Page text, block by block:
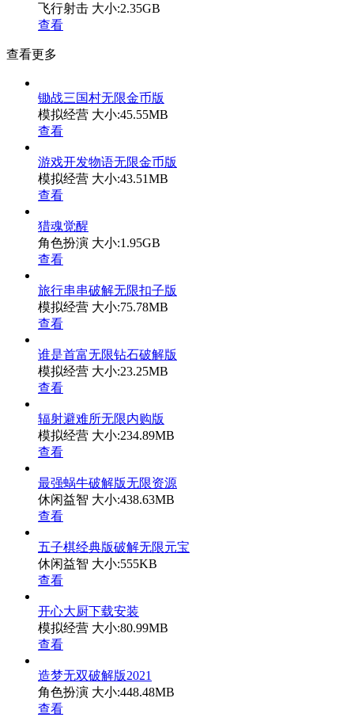
飞行射击 大小:2.35GB
查看
查看更多
锄战三国村无限金币版
模拟经营 大小:45.55MB
查看
游戏开发物语无限金币版
模拟经营 大小:43.51MB
查看
猎魂觉醒
角色扮演 大小:1.95GB
查看
旅行串串破解无限扣子版
模拟经营 大小:75.78MB
查看
谁是首富无限钻石破解版
模拟经营 大小:23.25MB
查看
辐射避难所无限内购版
模拟经营 大小:234.89MB
查看
最强蜗牛破解版无限资源
休闲益智 大小:438.63MB
查看
五子棋经典版破解无限元宝
休闲益智 大小:555KB
查看
开心大厨下载安装
模拟经营 大小:80.99MB
查看
造梦无双破解版2021
角色扮演 大小:448.48MB
查看